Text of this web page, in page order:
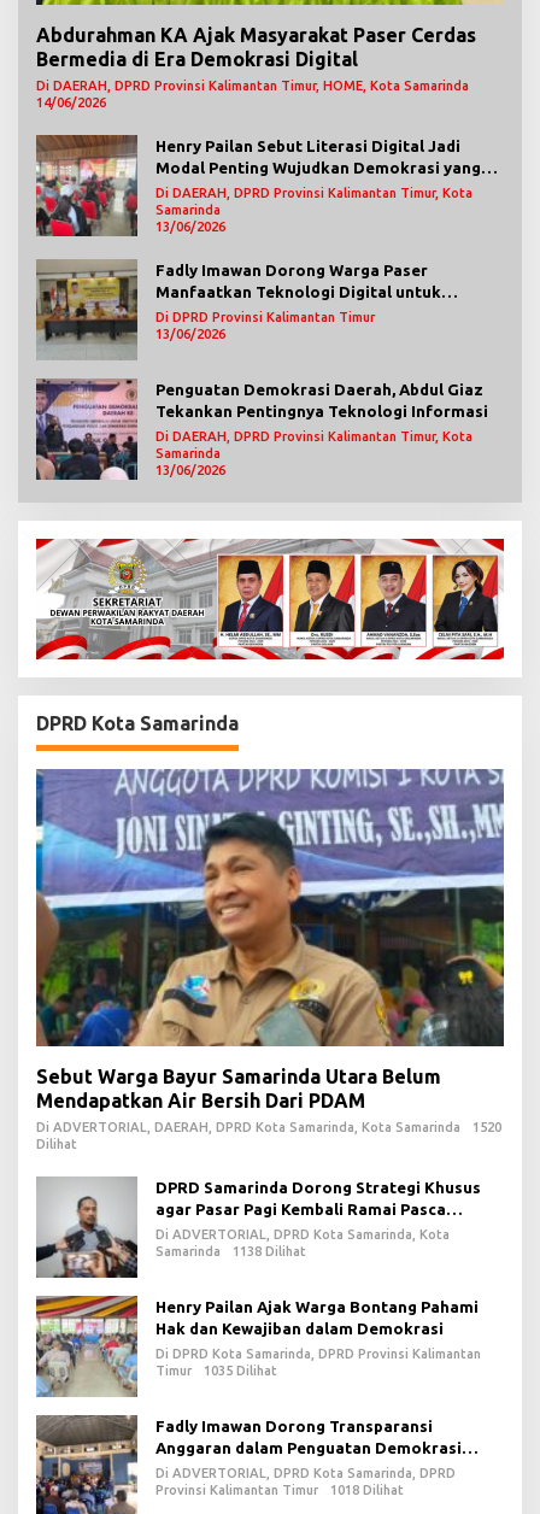
Abdurahman KA Ajak Masyarakat Paser Cerdas
Bermedia di Era Demokrasi Digital
Di DAERAH, DPRD Provinsi Kalimantan Timur, HOME, Kota Samarinda
14/06/2026
Henry Pailan Sebut Literasi Digital Jadi
Modal Penting Wujudkan Demokrasi yang
Lebih Terbuka
Di DAERAH, DPRD Provinsi Kalimantan Timur, Kota
Samarinda
13/06/2026
Fadly Imawan Dorong Warga Paser
Manfaatkan Teknologi Digital untuk
Mengawasi Jalannya Pemerintahan
Di DPRD Provinsi Kalimantan Timur
13/06/2026
Penguatan Demokrasi Daerah, Abdul Giaz
Tekankan Pentingnya Teknologi Informasi
Di DAERAH, DPRD Provinsi Kalimantan Timur, Kota
Samarinda
13/06/2026
DPRD Kota Samarinda
Sebut Warga Bayur Samarinda Utara Belum
Mendapatkan Air Bersih Dari PDAM
Di ADVERTORIAL, DAERAH, DPRD Kota Samarinda, Kota Samarinda
1520
Dilihat
DPRD Samarinda Dorong Strategi Khusus
agar Pasar Pagi Kembali Ramai Pasca
Revitalisasi
Di ADVERTORIAL, DPRD Kota Samarinda, Kota
Samarinda
1138 Dilihat
Henry Pailan Ajak Warga Bontang Pahami
Hak dan Kewajiban dalam Demokrasi
Di DPRD Kota Samarinda, DPRD Provinsi Kalimantan
Timur
1035 Dilihat
Fadly Imawan Dorong Transparansi
Anggaran dalam Penguatan Demokrasi
Daerah di PPU
Di ADVERTORIAL, DPRD Kota Samarinda, DPRD
Provinsi Kalimantan Timur
1018 Dilihat